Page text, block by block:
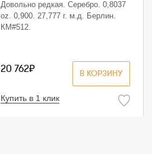
Довольно редкая. Серебро. 0,8037
oz. 0,900. 27,777 г. м.д. Берлин.
КМ#512.
В КОРЗИНУ
20 762₽
Купить в 1 клик